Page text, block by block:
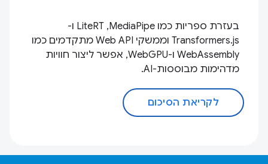
בעזרת ספריות כמו MediaPipe,‏ LiteRT ו-
Transformers.js וממשקי Web API מתקדמים כמו
WebAssembly ו-WebGPU, אפשר ליצור חוויות
מדהימות מבוססות-AI.
לקריאת הסיכום